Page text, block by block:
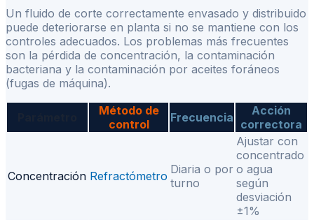
Un fluido de corte correctamente envasado y distribuido
puede deteriorarse en planta si no se mantiene con los
controles adecuados. Los problemas más frecuentes
son la pérdida de concentración, la contaminación
bacteriana y la contaminación por aceites foráneos
(fugas de máquina).
Método de
control
Frecuencia
Acción
correctora
Concentración Refractómetro Diaria o por
turno
Ajustar con
concentrado
o agua
según
desviación
±1%